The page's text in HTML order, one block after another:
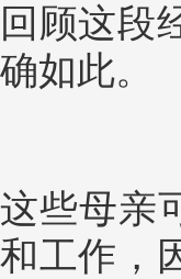
回顾这段
确如此。
这些母亲
和工作，